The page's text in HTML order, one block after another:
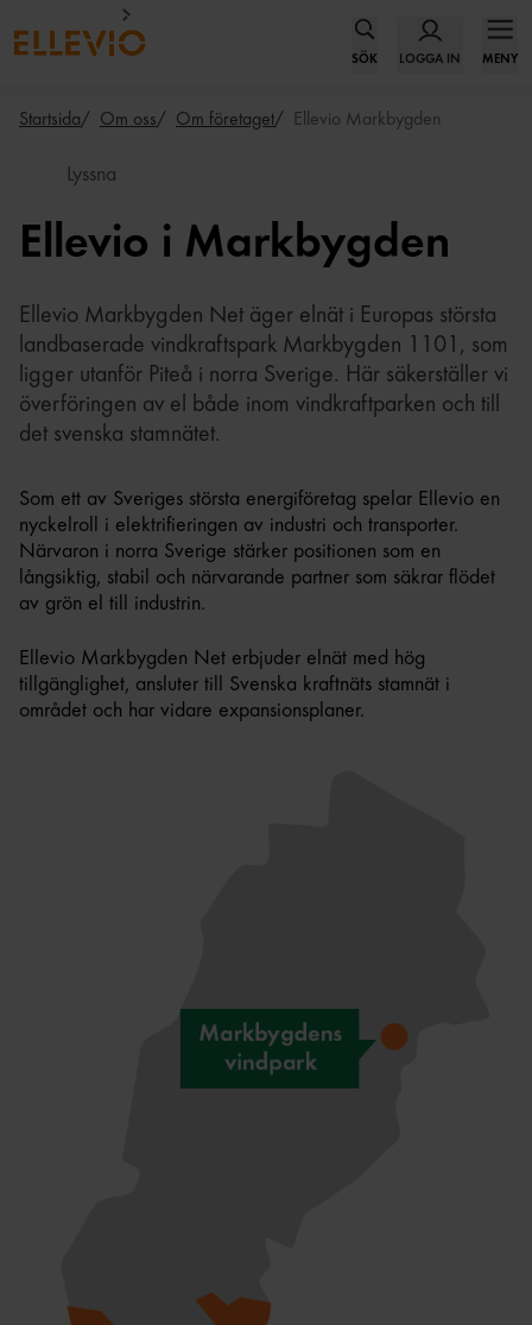
SÖK LOGGA IN MENY
Startsida Om oss Om företaget Ellevio Markbygden
Lyssna
Ellevio i Markbygden
Ellevio Markbygden Net äger elnät i Europas största
landbaserade vindkraftspark Markbygden 1101, som
ligger utanför Piteå i norra Sverige. Här säkerställer vi
överföringen av el både inom vindkraftparken och till
det svenska stamnätet.
Som ett av Sveriges största energiföretag spelar Ellevio en
nyckelroll i elektrifieringen av industri och transporter.
Närvaron i norra Sverige stärker positionen som en
långsiktig, stabil och närvarande partner som säkrar flödet
av grön el till industrin.
Ellevio Markbygden Net erbjuder elnät med hög
tillgänglighet, ansluter till Svenska kraftnäts stamnät i
området och har vidare expansionsplaner.